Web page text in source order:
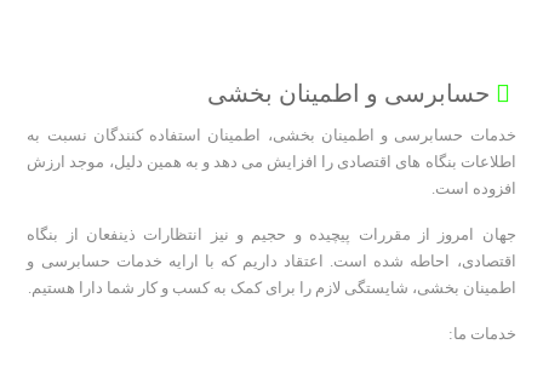
حسابرسی و اطمینان بخشی
خدمات حسابرسی و اطمینان بخشی، اطمینان استفاده کنندگان نسبت به
اطلاعات بنگاه های اقتصادی را افزایش می دهد و به همین دلیل، موجد ارزش
افزوده است.
جهان امروز از مقررات پیچیده و حجیم و نیز انتظارات ذینفعان از بنگاه
اقتصادی، احاطه شده است. اعتقاد داریم که با ارایه خدمات حسابرسی و
اطمینان بخشی، شایستگی لازم را برای کمک به کسب و کار شما دارا هستیم.
خدمات ما: